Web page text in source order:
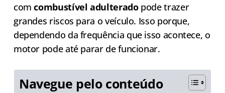
comcombustível adulteradopode trazer
grandes riscos para o veículo. Isso porque,
dependendo da frequência que isso acontece, o
motor pode até parar de funcionar.
Navegue pelo conteúdo